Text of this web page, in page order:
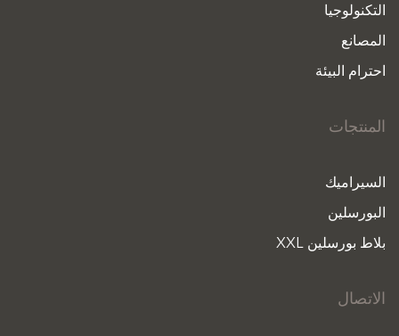
التكنولوجيا
المصانع
احترام البيئة
المنتجات
السيراميك
البورسلين
بلاط بورسلين XXL
الاتصال